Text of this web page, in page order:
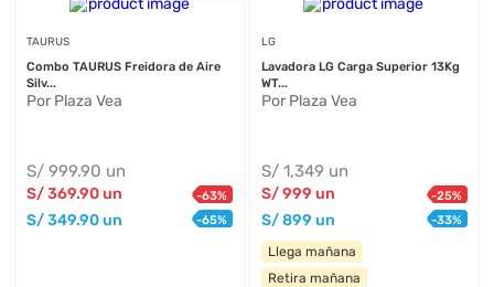
TAURUS
Combo TAURUS Freidora de Aire
Silv...
Por Plaza Vea
S/999.90 un
S/369.90 un -63%
S/349.90 un -65%
LG
Lavadora LG Carga Superior 13Kg
WT...
Por Plaza Vea
S/ 1,349 un
S/999 un -25%
S/899 un -33%
Llega mañana
Retira mañana